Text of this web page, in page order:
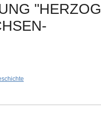
"HERZOG